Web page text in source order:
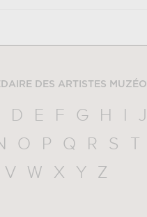
DES ARTISTES MUZÉO
D E F G H I J
O P Q R S T
V
W X Y Z